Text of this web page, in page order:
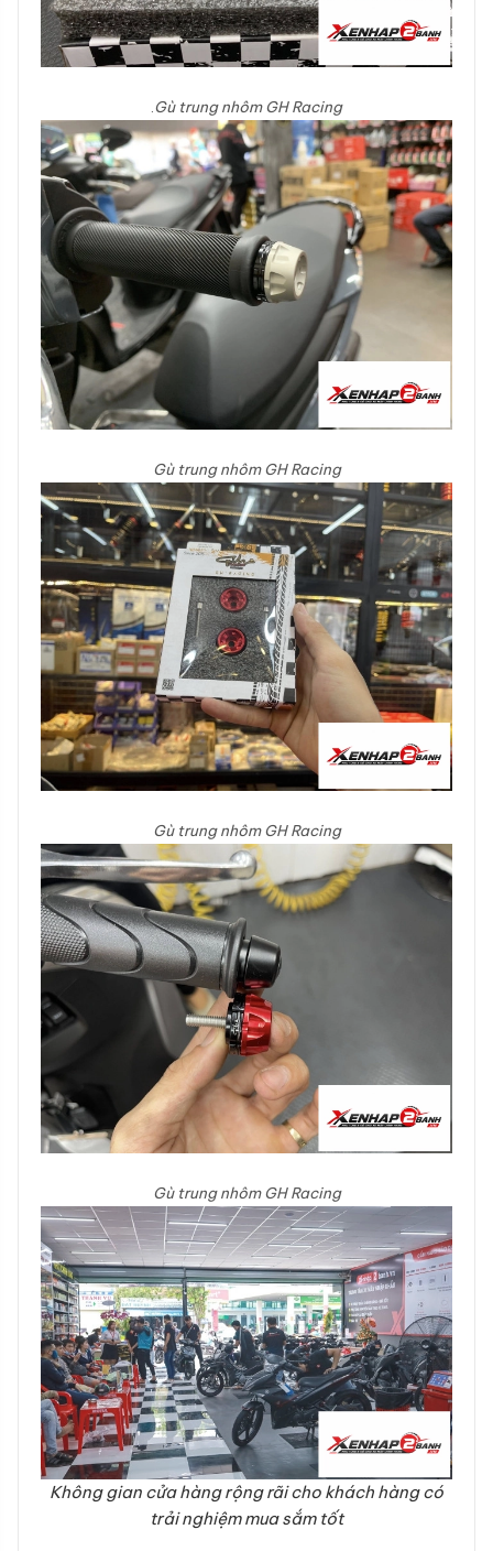
.Gù trung nhôm GH Racing
Gù trung nhôm GH Racing
Gù trung nhôm GH Racing
Gù trung nhôm GH Racing
Không gian cửa hàng rộng rãi cho khách hàng có
trải nghiệm mua sắm tốt